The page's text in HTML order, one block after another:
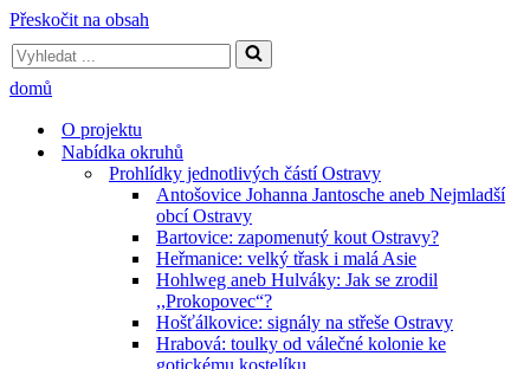
Přeskočit na obsah
Vyhledat
...
domů
O projektu
Nabídka okruhů
Prohlídky jednotlivých částí Ostravy
Antošovice Johanna Jantosche aneb Nejmladší
obcí Ostravy
Bartovice: zapomenutý kout Ostravy?
Heřmanice: velký třask i malá Asie
Hohlweg aneb Hulváky: Jak se zrodil
,,Prokopovec“?
Hošťálkovice: signály na střeše Ostravy
Hrabová: toulky od válečné kolonie ke
gotickému kostelíku